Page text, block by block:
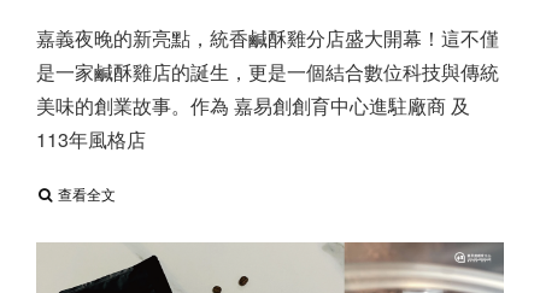
嘉義夜晚的新亮點，統香鹹酥雞分店盛大開幕！這不僅
是一家鹹酥雞店的誕生，更是一個結合數位科技與傳統
美味的創業故事。作為 嘉易創創育中心進駐廠商 及
113年風格店
查看全文